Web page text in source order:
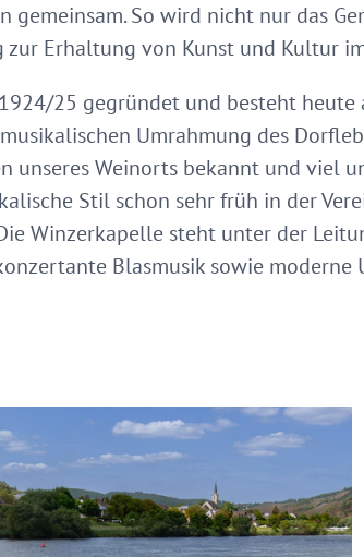
gemeinsam. So wird nicht nur das
zur Erhaltung von Kunst und Kultur
25 gegründet und besteht
Umrahmung des
unseres Weinorts bekannt und viel
Stil schon sehr früh in der
Winzerkapelle steht unter der
Blasmusik sowie